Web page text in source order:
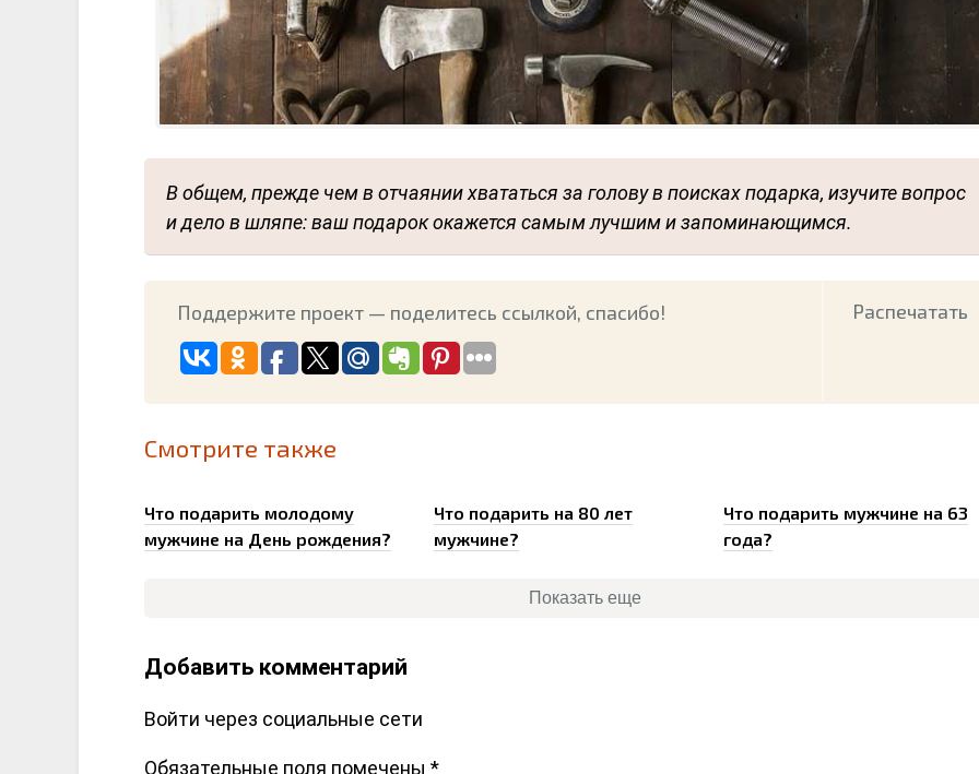
В общем, прежде чем в отчаянии хвататься за голову в поисках подарка, изучите вопрос
и дело в шляпе: ваш подарок окажется самым лучшим и запоминающимся.
Распечатать
Поддержите проект — поделитесь ссылкой, спасибо!
Смотрите также
Что подарить молодому
мужчине на День рождения?
Что подарить на 80 лет
мужчине?
Что подарить мужчине на 63
года?
Показать еще
Добавить комментарий
Войти через социальные сети
Обязательные поля помечены *